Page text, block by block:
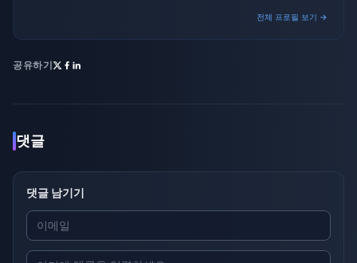
전체 프로필 보기 →
공유하기
댓글
댓글 남기기